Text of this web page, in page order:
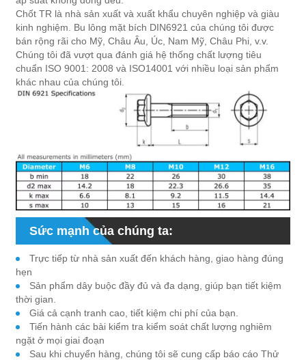
Chốt TR là nhà sản xuất và xuất khẩu chuyên nghiệp và giàu
kinh nghiệm. Bu lông mặt bích DIN6921 của chúng tôi được
bán rộng rãi cho Mỹ, Châu Âu, Úc, Nam Mỹ, Châu Phi, v.v.
Chúng tôi đã vượt qua đánh giá hệ thống chất lượng tiêu
chuẩn ISO 9001: 2008 và ISO14001 với nhiều loại sản phẩm
khác nhau của chúng tôi.
Sức mạnh của chúng ta:
Trực tiếp từ nhà sản xuất đến khách hàng, giao hàng đúng
hẹn
Sản phẩm dây buộc đầy đủ và đa dạng, giúp bạn tiết kiệm
thời gian.
Giá cả cạnh tranh cao, tiết kiệm chi phí của bạn.
Tiến hành các bài kiểm tra kiểm soát chất lượng nghiêm
ngặt ở mọi giai đoạn
Sau khi chuyển hàng, chúng tôi sẽ cung cấp báo cáo Thử